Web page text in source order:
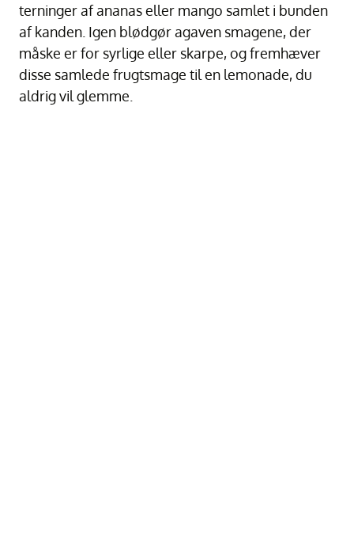
terninger af ananas eller mango samlet i bunden
af kanden. Igen blødgør agaven smagene, der
måske er for syrlige eller skarpe, og fremhæver
disse samlede frugtsmage til en lemonade, du
aldrig vil glemme.